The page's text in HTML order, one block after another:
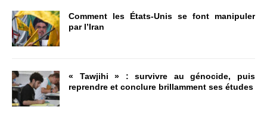
Comment les États-Unis se font manipuler
par l’Iran
« Tawjihi » : survivre au génocide, puis
reprendre et conclure brillamment ses études